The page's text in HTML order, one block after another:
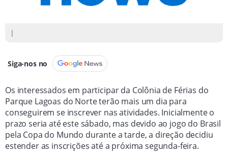
|
Siga-nos no
Os interessados em participar da Colônia de Férias do
Parque Lagoas do Norte terão mais um dia para
conseguirem se inscrever nas atividades. Inicialmente o
prazo seria até este sábado, mas devido ao jogo do Brasil
pela Copa do Mundo durante a tarde, a direção decidiu
estender as inscrições até a próxima segunda-feira.